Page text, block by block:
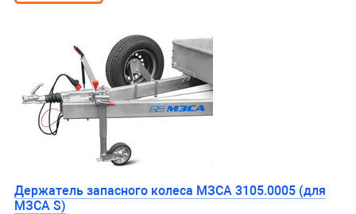
Держатель запасного колеса МЗСА 3105.0005 (для
МЗСА S)